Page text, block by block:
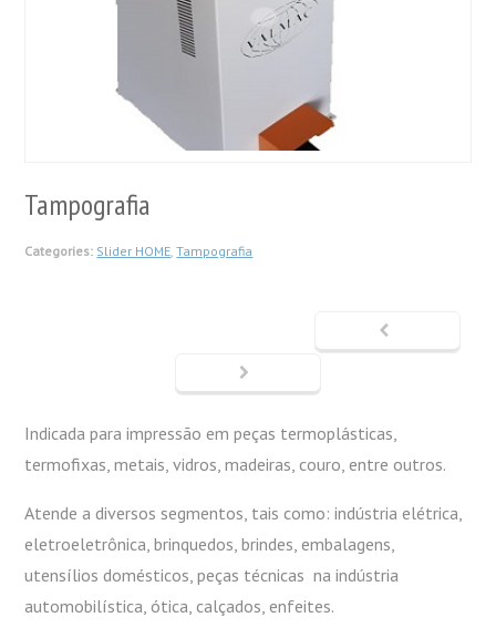
Tampografia
Categories: Slider HOME ,Tampografia
Indicada para impressão em peças termoplásticas,
termofixas, metais, vidros, madeiras, couro, entre outros.
Atende a diversos segmentos, tais como: indústria elétrica,
eletroeletrônica, brinquedos, brindes, embalagens,
utensílios domésticos, peças técnicas na indústria
automobilística, ótica, calçados, enfeites.